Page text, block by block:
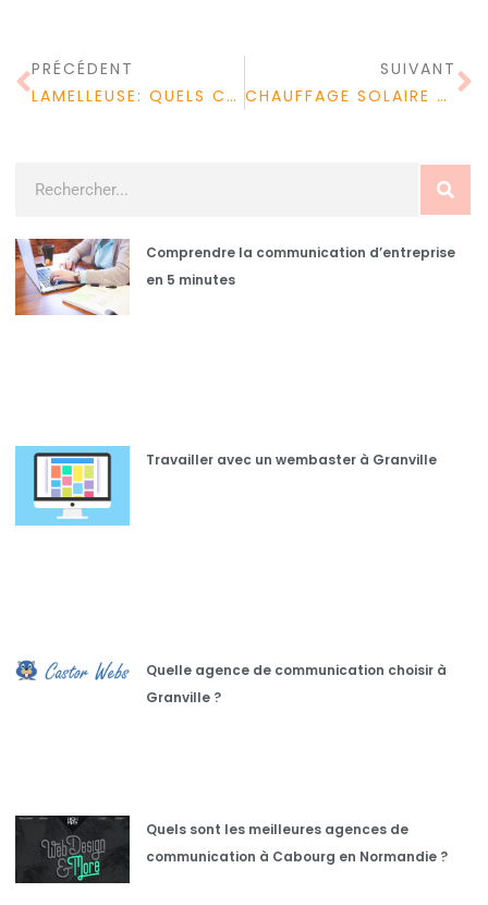
PRÉCÉDENT
LAMELLEUSE: QUELS CRITÈRES POUR ACHETER UNE BONNE LAMELLEUSE?
SUIVANT
CHAUFFAGE SOLAIRE PISCINE : EST-CE VRAIMENT INTÉRESSANT CE CHAUFFAGE SOLAIRE ?
Comprendre la communication d’entreprise
en 5 minutes
Travailler avec un wembaster à Granville
Quelle agence de communication choisir à
Granville ?
Quels sont les meilleures agences de
communication à Cabourg en Normandie ?